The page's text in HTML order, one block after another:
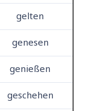
gelten
genesen
genießen
geschehen